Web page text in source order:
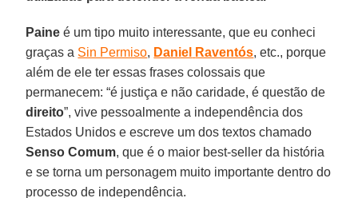
Paine é um tipo muito interessante, que eu conheci
graças a Sin Permiso, Daniel Raventós, etc., porque
além de ele ter essas frases colossais que
permanecem: “é justiça e não caridade, é questão de
direito”, vive pessoalmente a independência dos
Estados Unidos e escreve um dos textos chamado
Senso Comum, que é o maior best-seller da história
e se torna um personagem muito importante dentro do
processo de independência.